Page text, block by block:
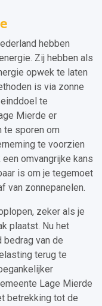
hebben
Zij hebben als
opwek te laten
is via zonne
te
Mierde er
te sporen om
te voorzien
omvangrijke kans
is om je tegemoet
van zonnepanelen.
zeker als je
plaatst. Nu het
van de
terug te
Lage Mierde
betrekking tot de